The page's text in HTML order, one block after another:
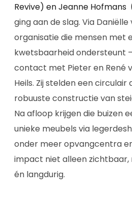
Revive) en Jeanne Hofmans
ging aan de slag. Via Daniëlle
organisatie die mensen met
kwetsbaarheid ondersteunt
contact met Pieter en René
Heils. Zij stelden een
robuuste constructie van
Na afloop krijgen die buizen
unieke meubels via
onder meer opvangcentra
impact niet alleen
én langdurig.